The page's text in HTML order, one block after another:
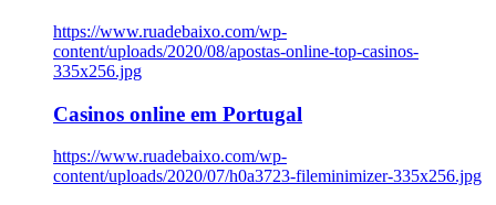
https://www.ruadebaixo.com/wp-
content/uploads/2020/08/apostas-online-top-casinos-
335x256.jpg
Casinos online em Portugal
https://www.ruadebaixo.com/wp-
content/uploads/2020/07/h0a3723-fileminimizer-335x256.jpg